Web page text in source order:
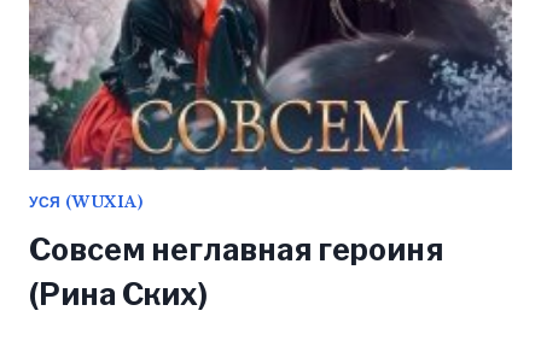
УСЯ (WUXIA)
Совсем неглавная героиня
(Рина Ских)